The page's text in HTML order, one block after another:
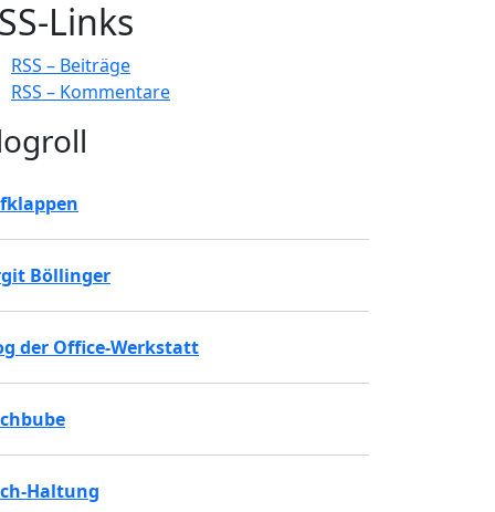
Links
RSS – Beiträge
RSS – Kommentare
Böllinger
der Office-Werkstatt
Haltung